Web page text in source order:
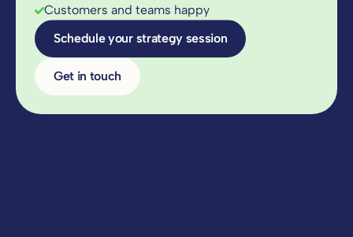
Customers and teams happy
Schedule your strategy session
Get in touch